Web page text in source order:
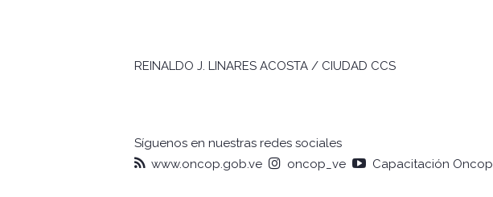
REINALDO J. LINARES ACOSTA / CIUDAD CCS
Síguenos en nuestras redes sociales
www.oncop.gob.ve
oncop_ve Capacitación Oncop